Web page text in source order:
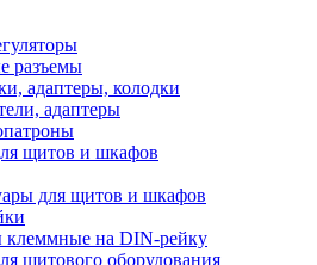
разъемы
адаптеры, колодки
адаптеры
щитов и шкафов
для щитов и шкафов
на DIN-рейку
щитового оборудования